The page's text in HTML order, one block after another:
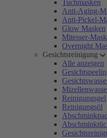
Tuchmasken
Anti-Aging-
Anti-Pickel-
Glow Masken
Mitesser-
Overnight
Gesichtsreinigung
Alle anzeigen
Reinigungsgel
Reinigungsöl